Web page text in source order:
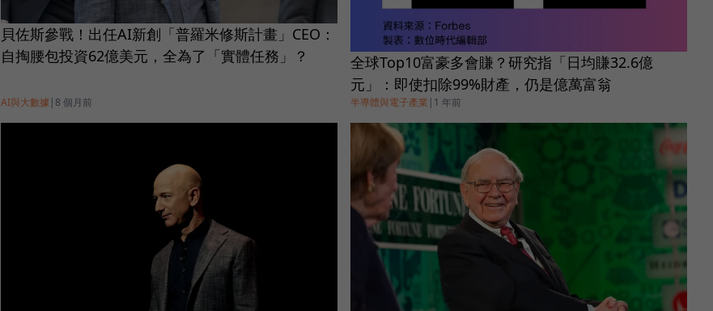
貝佐斯參戰！出任AI新創「普羅米修斯計畫」CEO：
自掏腰包投資62億美元，全為了「實體任務」？
AI與大數據 | 8 個月前
全球Top10富豪多會賺？研究指「日均賺32.6億
元」：即使扣除99%財產，仍是億萬富翁
半導體與電子產業 | 1 年前